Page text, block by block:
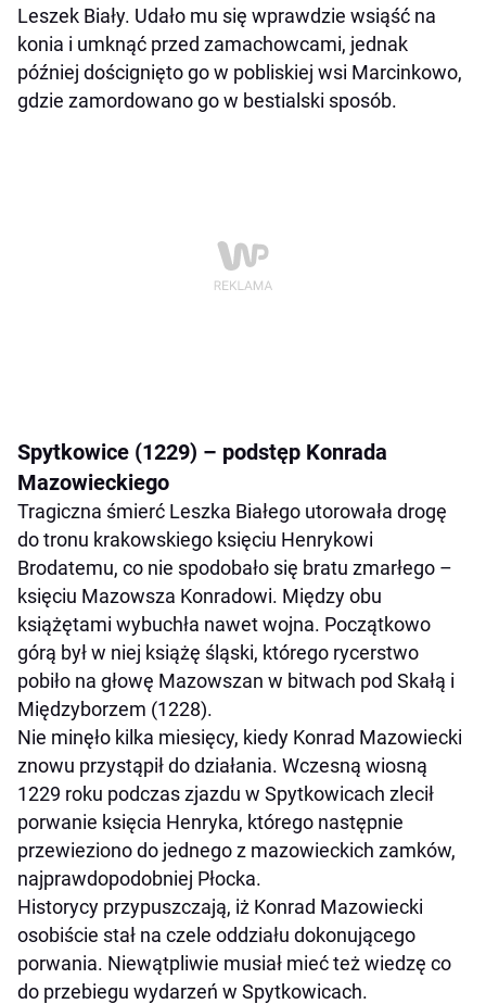
Leszek Biały. Udało mu się wprawdzie wsiąść na
konia i umknąć przed zamachowcami, jednak
później doścignięto go w pobliskiej wsi Marcinkowo,
gdzie zamordowano go w bestialski sposób.
Spytkowice (1229) – podstęp Konrada
Mazowieckiego
Tragiczna śmierć Leszka Białego utorowała drogę
do tronu krakowskiego księciu Henrykowi
Brodatemu, co nie spodobało się bratu zmarłego –
księciu Mazowsza Konradowi. Między obu
książętami wybuchła nawet wojna. Początkowo
górą był w niej książę śląski, którego rycerstwo
pobiło na głowę Mazowszan w bitwach pod Skałą i
Międzyborzem (1228).
Nie minęło kilka miesięcy, kiedy Konrad Mazowiecki
znowu przystąpił do działania. Wczesną wiosną
1229 roku podczas zjazdu w Spytkowicach zlecił
porwanie księcia Henryka, którego następnie
przewieziono do jednego z mazowieckich zamków,
najprawdopodobniej Płocka.
Historycy przypuszczają, iż Konrad Mazowiecki
osobiście stał na czele oddziału dokonującego
porwania. Niewątpliwie musiał mieć też wiedzę co
do przebiegu wydarzeń w Spytkowicach.